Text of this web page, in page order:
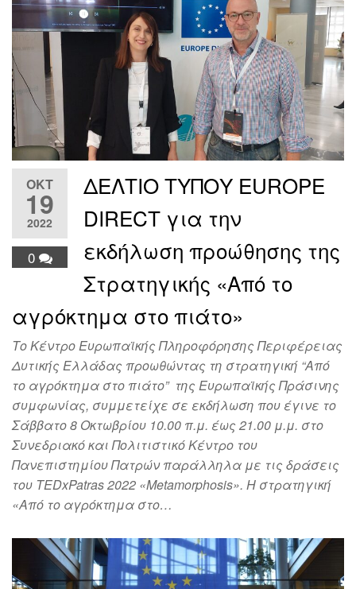
ΟΚΤ
19
2022
0
ΔΕΛΤΙΟ ΤΥΠΟΥ EUROPE
DIRECT για την
εκδήλωση προώθησης της
Στρατηγικής «Από το
αγρόκτημα στο πιάτο»
Το Κέντρο Ευρωπαϊκής Πληροφόρησης Περιφέρειας
Δυτικής Ελλάδας προωθώντας τη στρατηγική “Από
το αγρόκτημα στο πιάτο” της Ευρωπαϊκής Πράσινης
συμφωνίας, συμμετείχε σε εκδήλωση που έγινε το
Σάββατο 8 Οκτωβρίου 1️0.00 π.μ. έως 21.00 μ.μ. στο
Συνεδριακό και Πολιτιστικό Κέντρο του
Πανεπιστημίου Πατρών παράλληλα με τις δράσεις
του TEDxPatras 2022 «Metamorphosis». H στρατηγική
«Από το αγρόκτημα στο…